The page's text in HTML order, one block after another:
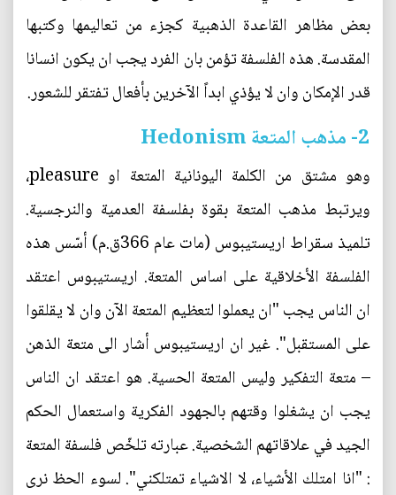
بعض مظاهر القاعدة الذهبية كجزء من تعاليمها وكتبها
المقدسة. هذه الفلسفة تؤمن بان الفرد يجب ان يكون انسانا
قدر الإمكان وان لا يؤذي ابداً الآخرين بأفعال تفتقر للشعور.
2- مذهب المتعة Hedonism
وهو مشتق من الكلمة اليونانية المتعة او pleasure،
ويرتبط مذهب المتعة بقوة بفلسفة العدمية والنرجسية.
تلميذ سقراط اريستيبوس (مات عام 366ق.م) أسّس هذه
الفلسفة الأخلاقية على اساس المتعة. اريستيبوس اعتقد
ان الناس يجب "ان يعملوا لتعظيم المتعة الآن وان لا يقلقوا
على المستقبل". غير ان اريستيبوس أشار الى متعة الذهن
– متعة التفكير وليس المتعة الحسية. هو اعتقد ان الناس
يجب ان يشغلوا وقتهم بالجهود الفكرية واستعمال الحكم
الجيد في علاقاتهم الشخصية. عبارته تلخّص فلسفة المتعة
: "انا امتلك الأشياء، لا الاشياء تمتلكني". لسوء الحظ نرى